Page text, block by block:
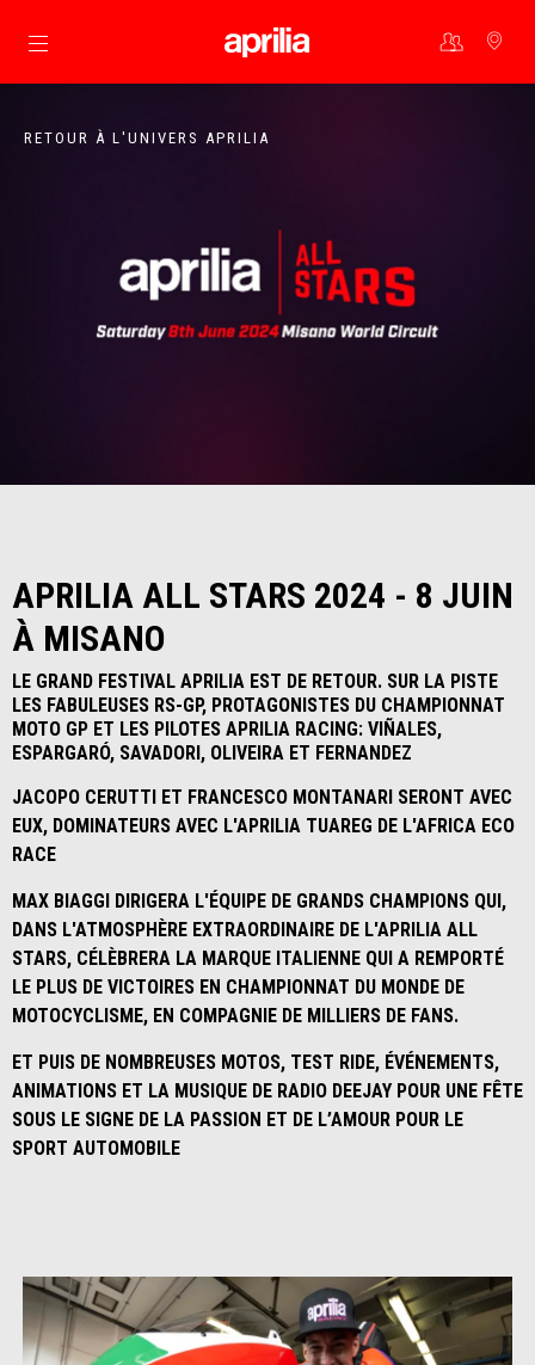
Aller au contenu principal
RETOUR À L'UNIVERS APRILIA
APRILIA ALL STARS 2024 - 8 JUIN
À MISANO
LE GRAND FESTIVAL APRILIA EST DE RETOUR. SUR LA PISTE
LES FABULEUSES RS-GP, PROTAGONISTES DU CHAMPIONNAT
MOTO GP ET LES PILOTES APRILIA RACING: VIÑALES,
ESPARGARÓ, SAVADORI, OLIVEIRA ET FERNANDEZ
JACOPO CERUTTI ET FRANCESCO MONTANARI SERONT AVEC
EUX, DOMINATEURS AVEC L'APRILIA TUAREG DE L'AFRICA ECO
RACE
MAX BIAGGI DIRIGERA L'ÉQUIPE DE GRANDS CHAMPIONS QUI,
DANS L'ATMOSPHÈRE EXTRAORDINAIRE DE L'APRILIA ALL
STARS, CÉLÈBRERA LA MARQUE ITALIENNE QUI A REMPORTÉ
LE PLUS DE VICTOIRES EN CHAMPIONNAT DU MONDE DE
MOTOCYCLISME, EN COMPAGNIE DE MILLIERS DE FANS.
ET PUIS DE NOMBREUSES MOTOS, TEST RIDE, ÉVÉNEMENTS,
ANIMATIONS ET LA MUSIQUE DE RADIO DEEJAY POUR UNE FÊTE
SOUS LE SIGNE DE LA PASSION ET DE L’AMOUR POUR LE
SPORT AUTOMOBILE